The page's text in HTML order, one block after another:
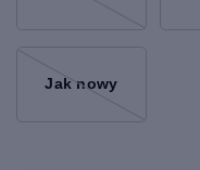
Jak nowy